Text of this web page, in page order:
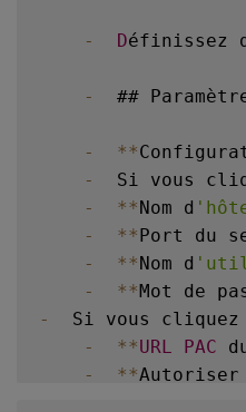
- Définissez
-
##
- **
-
Si vous
-
**Nom d
-
**Port du
-
**Nom d
-
**Mot de
-
Si vous cliquez
-
**URL PAC
-
**